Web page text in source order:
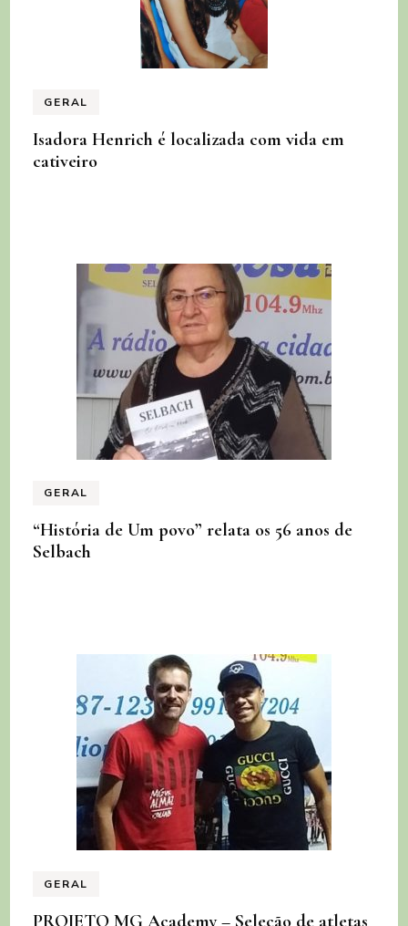
GERAL
Isadora Henrich é localizada com vida em
cativeiro
GERAL
“História de Um povo” relata os 56 anos de
Selbach
GERAL
PROJETO MG Academy – Seleção de atletas